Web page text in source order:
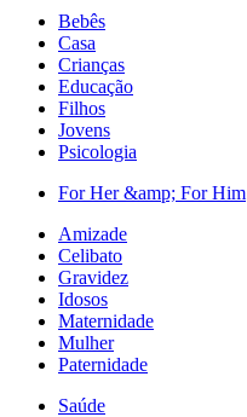
Bebês
Casa
Crianças
Educação
Filhos
Jovens
Psicologia
For Her &amp; For Him
Amizade
Celibato
Gravidez
Idosos
Maternidade
Mulher
Paternidade
Saúde